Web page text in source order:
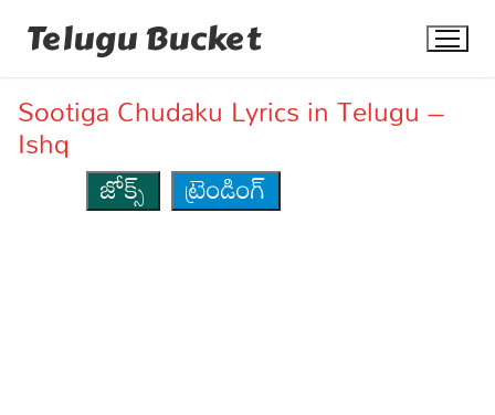
Telugu Bucket
Sootiga Chudaku Lyrics in Telugu –
Ishq
జోక్స్
ట్రెండింగ్